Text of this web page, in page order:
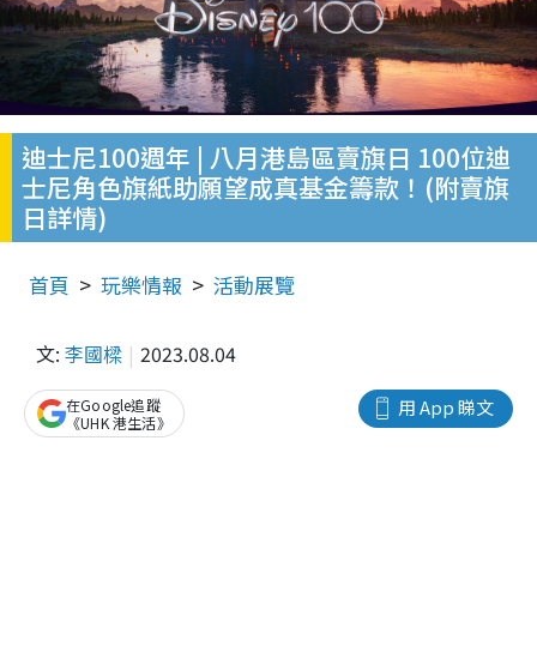
迪士尼100週年 | 八月港島區賣旗日 100位迪
士尼角色旗紙助願望成真基金籌款！(附賣旗
日詳情)
首頁 玩樂情報 活動展覽
文: 李國樑 2023.08.04
用 App 睇文
在Google追蹤
《UHK 港生活》